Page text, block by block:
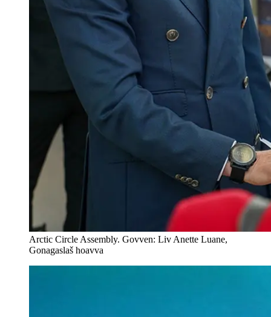
Arctic Circle Assembly. Govven: Liv Anette Luane,
Gonagaslaš hoavva